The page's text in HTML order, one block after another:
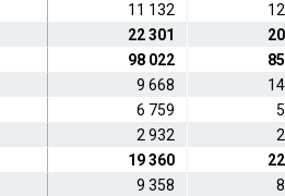
11 132
22 301
98 022
9 668
6 759
2 932
19 360
9 358